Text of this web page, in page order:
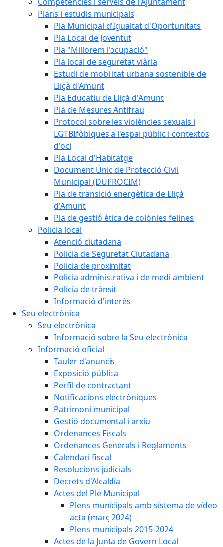
Plans i estudis municipals
Pla Municipal d'Igualtat d'Oportunitats
Pla Local de Joventut
Pla "Millorem l'ocupació"
Pla local de seguretat viària
Estudi de mobilitat urbana sostenible de
Lliçà d'Amunt
Pla Educatiu de Lliçà d'Amunt
Pla de Mesures Antifrau
Protocol sobre les violències sexuals i
LGTBIfòbiques a l'espai públic i contextos
d'oci
Pla Local d'Habitatge
Document Únic de Protecció Civil
Municipal (DUPROCIM)
Pla de transició energètica de Lliçà
d'Amunt
Pla de gestió ètica de colònies felines
Policia local
Atenció ciutadana
Policia de Seguretat Ciutadana
Policia de proximitat
Policia administrativa i de medi ambient
Policia de trànsit
Informació d'interès
Seu electrònica
Seu electrònica
Informació sobre la Seu electrònica
Informació oficial
Tauler d'anuncis
Exposició pública
Perfil de contractant
Notificacions electròniques
Patrimoni municipal
Gestió documental i arxiu
Ordenances Fiscals
Ordenances Generals i Reglaments
Calendari fiscal
Resolucions judicials
Decrets d'Alcaldia
Actes del Ple Municipal
Plens municipals amb sistema de vídeo
acta (març 2024)
Plens municipals 2015-2024
Actes de la Junta de Govern Local